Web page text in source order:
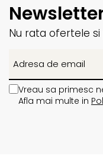
Nu rata ofertele
Vreau sa primesc
Afla mai multe in